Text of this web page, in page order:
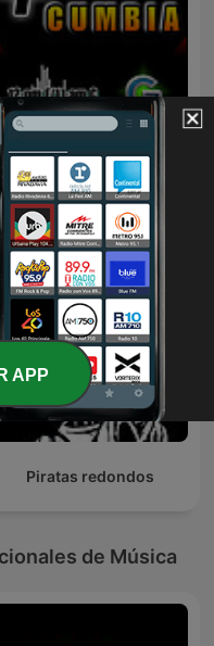
Más Cumbia
Piratas redondos
de Música
APP